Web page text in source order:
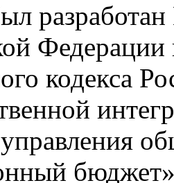
Федерации
кодекса